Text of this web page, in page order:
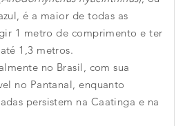
é a maior de todas as
1 metro de comprimento e ter
1,3 metros.
no Brasil, com sua
no Pantanal, enquanto
persistem na Caatinga e na